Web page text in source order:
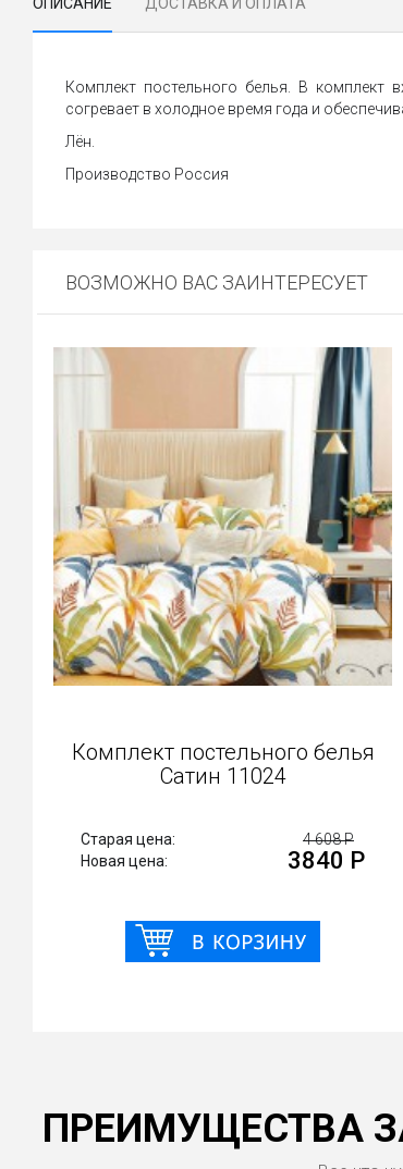
Комплект постельного белья. В комплект
согревает в холодное время года и
Лён.
Производство Россия
ВОЗМОЖНО ВАС ЗАИНТЕРЕСУЕТ
Комплект постельного белья
Сатин 11024
Старая цена:
4 608 Р
Новая цена:
3840 Р
ПРЕИМУЩЕСТВА